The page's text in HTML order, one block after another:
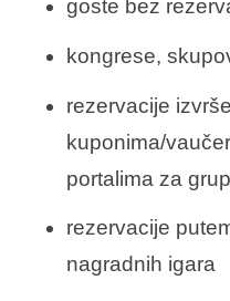
goste bez
kongrese,
rezervacije
kuponima/
portalima za
rezervacije
nagradnih igara